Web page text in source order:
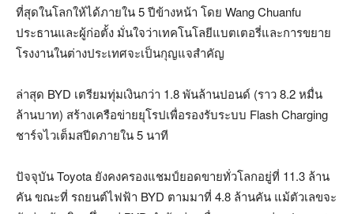
ที่สุดในโลกให้ได้ภายใน 5 ปีข้างหน้า โดย Wang Chuanfu
ประธานและผู้ก่อตั้ง มั่นใจว่าเทคโนโลยีแบตเตอรี่และการขยาย
โรงงานในต่างประเทศจะเป็นกุญแจสำคัญ
ล่าสุด BYD เตรียมทุ่มเงินกว่า 1.8 พันล้านปอนด์ (ราว 8.2 หมื่น
ล้านบาท) สร้างเครือข่ายยุโรปเพื่อรองรับระบบ Flash Charging
ชาร์จไวเต็มสปีดภายใน 5 นาที
ปัจจุบัน Toyota ยังคงครองแชมป์ยอดขายทั่วโลกอยู่ที่ 11.3 ล้าน
คัน ขณะที่ รถยนต์ไฟฟ้า BYD ตามมาที่ 4.8 ล้านคัน แม้ตัวเลขจะ